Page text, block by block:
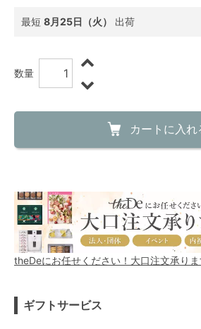
最短 8月25日（火） 出荷
数量
カートに入れ
theDeにお任せください！大口注文承り
ギフトサービス